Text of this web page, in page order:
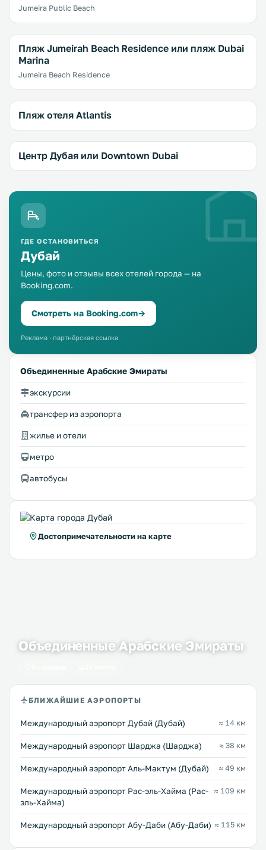
Jumeira Public Beach
Пляж Jumeirah Beach Residence или пляж Dubai
Marina
Jumeira Beach Residence
Пляж отеля Atlantis
Центр Дубая или Downtown Dubai
ГДЕ ОСТАНОВИТЬСЯ
Дубай
Цены, фото и отзывы всех отелей города — на
Booking.com.
Смотреть на Booking.com→
Реклама · партнёрская ссылка
Объединенные Арабские Эмираты
экскурсии
трансфер из аэропорта
жилье и отели
метро
автобусы
Достопримечательности на карте
Объединенные Арабские Эмираты
БЛИЖАЙШИЕ АЭРОПОРТЫ
Международный аэропорт Дубай (Дубай) ≈ 14 км
Международный аэропорт Шарджа (Шарджа) ≈ 38 км
Международный аэропорт Аль-Мактум (Дубай) ≈ 49 км
Междунарoдный аэропорт Рас-эль-Хайма (Рас-
эль-Хайма)
≈ 109 км
Международный аэропорт Абу-Даби (Абу-Даби) ≈ 115 км